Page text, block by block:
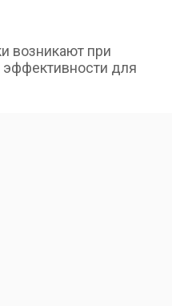
возникают при
эффективности для